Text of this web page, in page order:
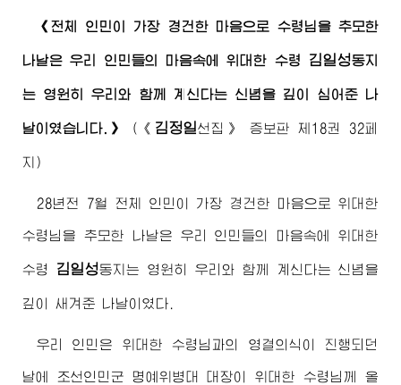
《전체 인민이 가장 경건한 마음으로 수령님을 추모한
나날은 우리 인민들의 마음속에위대한 수령 김일성동지
는 영원히 우리와 함께 계신다는 신념을 깊이 심어준 나
날이였습니다.》 ( 《 김정일선집》 증보판 제18권 32페
지)
28년전 7월 전체 인민이 가장 경건한 마음으로 위대한
수령님 을 추모한 나날은 우리 인민들의 마음속에 위대한
수령 김일성동지는 영원히 우리와 함께 계신다는 신념을
깊이 새겨준 나날이였다.
우리 인민은 위대한 수령님 과의 영결의식이 진행되던
날에 조선인민군 명예위병대 대장이위대한 수령님 께 올